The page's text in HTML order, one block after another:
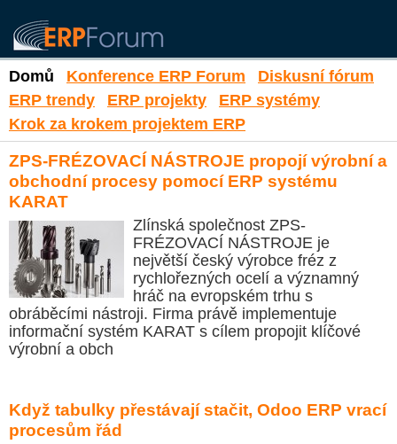
Domů Konference ERP Forum
Diskusní fórum
ERP trendy
ERP projekty
ERP systémy
Krok za krokem projektem ERP
ZPS-FRÉZOVACÍ NÁSTROJE propojí výrobní a
obchodní procesy pomocí ERP systému
KARAT
Zlínská společnost ZPS-
FRÉZOVACÍ NÁSTROJE je
největší český výrobce fréz z
rychlořezných ocelí a významný
hráč na evropském trhu s
obráběcími nástroji. Firma právě implementuje
informační systém KARAT s cílem propojit klíčové
výrobní a obch
Když tabulky přestávají stačit, Odoo ERP vrací
procesům řád